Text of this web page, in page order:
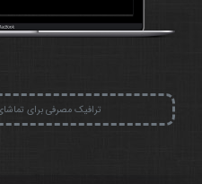
ترافیک مصرفی برای